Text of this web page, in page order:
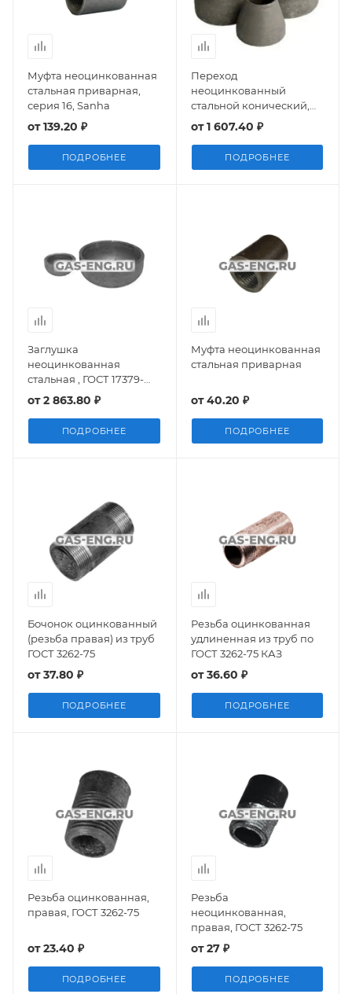
Муфта неоцинкованная
стальная приварная,
серия 16, Sanha
от139.20 ₽
ПОДРОБНЕЕ
Переход
неоцинкованный
стальной конический,
ГОСТ 17378-2001 исп. 1,
исп. 2
от1 607.40 ₽
ПОДРОБНЕЕ
Заглушка
неоцинкованная
стальная , ГОСТ 17379-
2001, исп.2
от2 863.80 ₽
ПОДРОБНЕЕ
Муфта неоцинкованная
стальная приварная
от40.20 ₽
ПОДРОБНЕЕ
Бочонок оцинкованный
(резьба правая) из труб
ГОСТ 3262-75
от37.80 ₽
ПОДРОБНЕЕ
Резьба оцинкованная
удлиненная из труб по
ГОСТ 3262-75 КАЗ
от36.60 ₽
ПОДРОБНЕЕ
Резьба оцинкованная,
правая, ГОСТ 3262-75
от23.40 ₽
ПОДРОБНЕЕ
Резьба
неоцинкованная,
правая, ГОСТ 3262-75
от27 ₽
ПОДРОБНЕЕ